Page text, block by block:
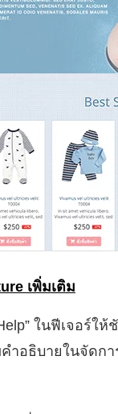
เพิ่มเติม
ในฟีเจอร์ให้
ำอธิบายในจัดกา